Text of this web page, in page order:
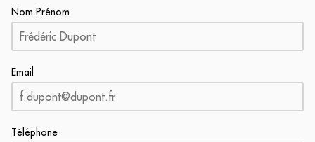
Nom Prénom
Email
Téléphone